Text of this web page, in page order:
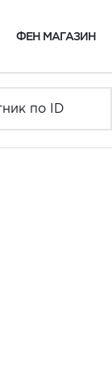
ФЕН МАГАЗИН